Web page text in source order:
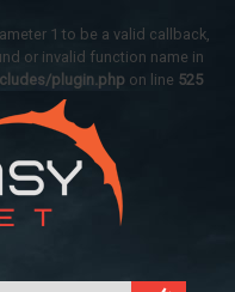
1 to be a valid callback,
or invalid function name in
plugin.php on line 525